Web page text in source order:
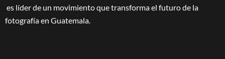
es líder de un movimiento que transforma el futuro de la
fotografía en Guatemala.